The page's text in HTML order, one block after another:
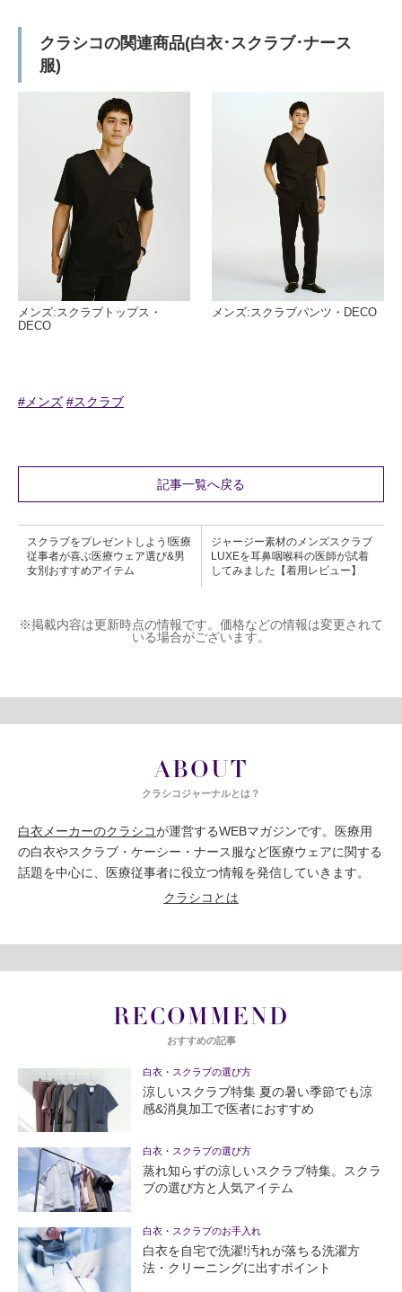
クラシコの関連商品(白衣･スクラブ･ナース
服)
メンズ:スクラブトップス・
DECO
メンズ:スクラブパンツ・DECO
#メンズ #スクラブ
記事一覧へ戻る
スクラブをプレゼントしよう!医療
従事者が喜ぶ医療ウェア選び&男
女別おすすめアイテム
ジャージー素材のメンズスクラブ
LUXEを耳鼻咽喉科の医師が試着
してみました【着用レビュー】
※掲載内容は更新時点の情報です。価格などの情報は変更されて
いる場合がございます。
ABOUT
クラシコジャーナルとは？
白衣メーカーのクラシコが運営するWEBマガジンです。医療用
の白衣やスクラブ・ケーシー・ナース服など医療ウェアに関する
話題を中心に、医療従事者に役立つ情報を発信していきます。
クラシコとは
RECOMMEND
おすすめの記事
白衣・スクラブの選び方
涼しいスクラブ特集 夏の暑い季節でも涼
感&消臭加工で医者におすすめ
白衣・スクラブの選び方
蒸れ知らずの涼しいスクラブ特集。スクラ
ブの選び方と人気アイテム
白衣・スクラブのお手入れ
白衣を自宅で洗濯!汚れが落ちる洗濯方
法・クリーニングに出すポイント